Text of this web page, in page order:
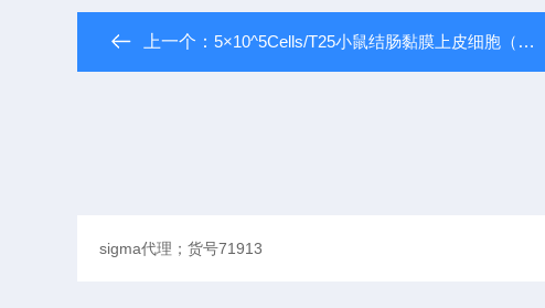
上一个：5×10^5Cells/T25小鼠结肠黏膜上皮细胞（原代永生化）